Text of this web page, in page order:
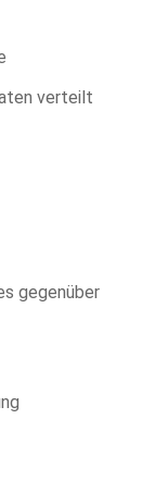
verteilt
gegenüber